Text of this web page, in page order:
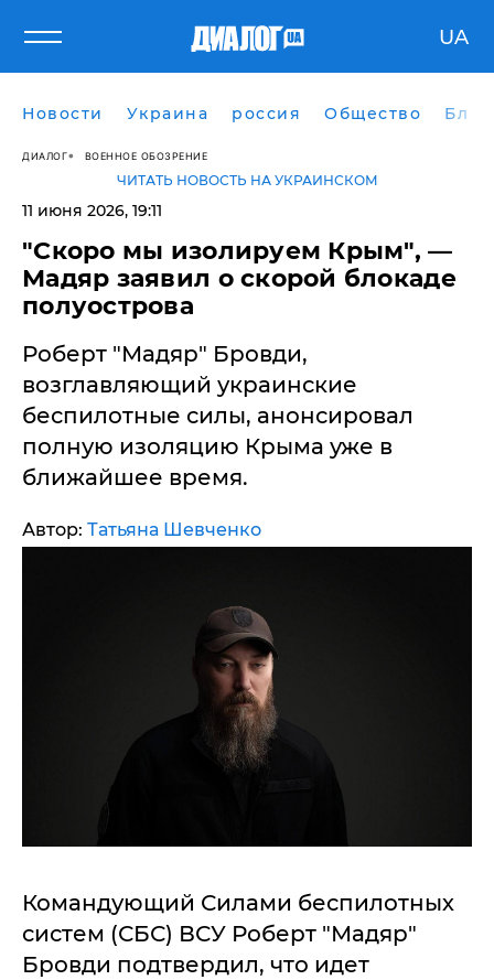
UA
Новости Украина россия Общество
ДИАЛОГ ВОЕННОЕ ОБОЗРЕНИЕ
ЧИТАТЬ НОВОСТЬ НА УКРАИНСКОМ
11 июня 2026, 19:11
"Скоро мы изолируем Крым", —
Мадяр заявил о скорой блокаде
полуострова
​Роберт "Мадяр" Бровди,
возглавляющий украинские
беспилотные силы, анонсировал
полную изоляцию Крыма уже в
ближайшее время.
Автор: Татьяна Шевченко
Командующий Силами беспилотных
систем (СБС) ВСУ Роберт "Мадяр"
Бровди подтвердил, что идет